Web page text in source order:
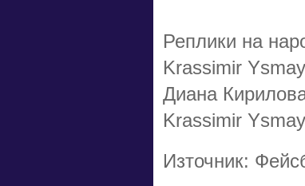
Реплики на
Krassimir
Диана
Krassimir
Източник: